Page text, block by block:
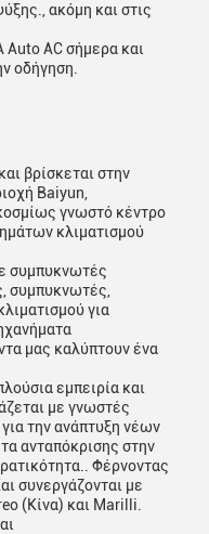
ακόμη και στις
Auto AC σήμερα και
οδήγηση.
βρίσκεται στην
Baiyun,
γνωστό κέντρο
κλιματισμού
συμπυκνωτές
συμπυκνωτές,
για
μας καλύπτουν ένα
εμπειρία και
με γνωστές
την ανάπτυξη νέων
ανταπόκρισης στην
Φέρνοντας
συνεργάζονται με
(Κίνα) και Marilli.